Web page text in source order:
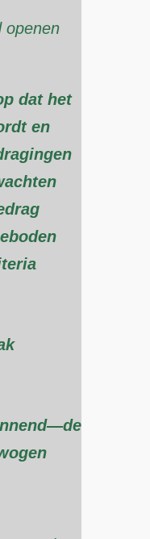
openen
dat het
en